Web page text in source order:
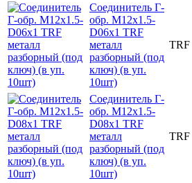
Соединитель Г-
обр. M12x1.5-
D06x1 TRF
металл
разборный (под
ключ) (в уп.
10шт)
TRF
Соединитель Г-
обр. M12x1.5-
D08x1 TRF
металл
разборный (под
ключ) (в уп.
10шт)
TRF